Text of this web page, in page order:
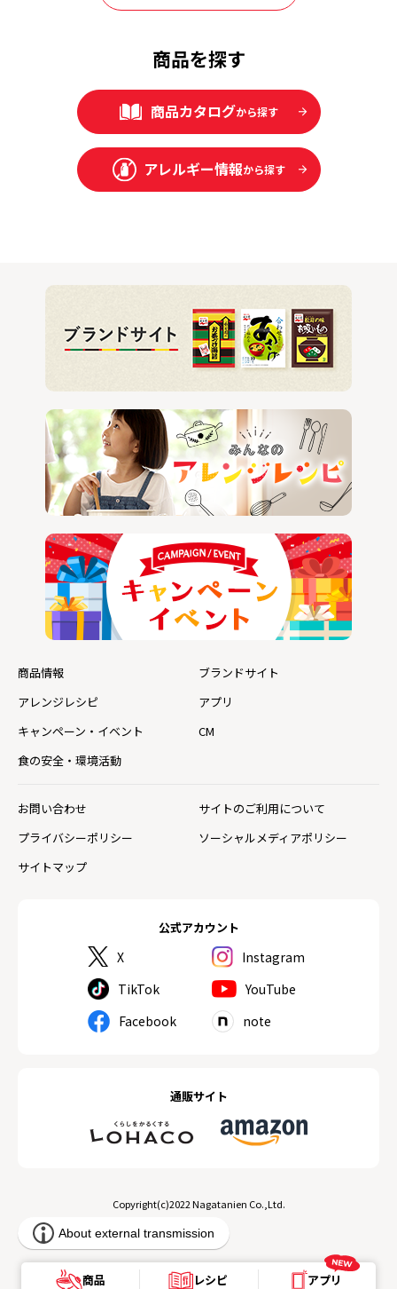
商品を探す
商品カタログから探す
アレルギー情報から探す
公式アカウント
X
Instagram
TikTok
YouTube
Facebook
note
通販サイト
商品情報
ブランドサイト
アレンジレシピ
アプリ
キャンペーン・イベント
CM
食の安全・環境活動
お問い合わせ
サイトのご利用について
プライバシーポリシー
ソーシャルメディアポリシー
サイトマップ
Copyright(c)2022 Nagatanien Co.,Ltd.
商品 レシピ アプリ